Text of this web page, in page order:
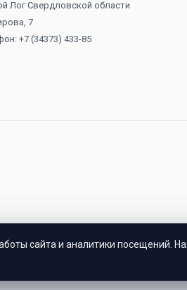
Лог Свердловской области
7
+7 (34373) 433-85
сайта и аналитики посещений.